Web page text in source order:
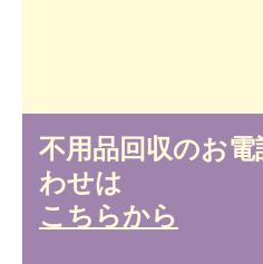
不用品回収のお
わせは
こちらから